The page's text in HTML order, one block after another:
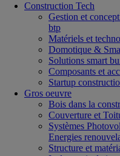
Construction Tech
Gestion et
btp
Matériels et
Domotique &
Solutions smart
Composants et
Startup
Gros oeuvre
Bois dans la
Couverture et
Systèmes
Energies
Structure et